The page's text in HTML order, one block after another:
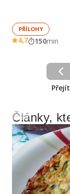
PŘÍLOHY
4,7 150min
Reklama
Články,